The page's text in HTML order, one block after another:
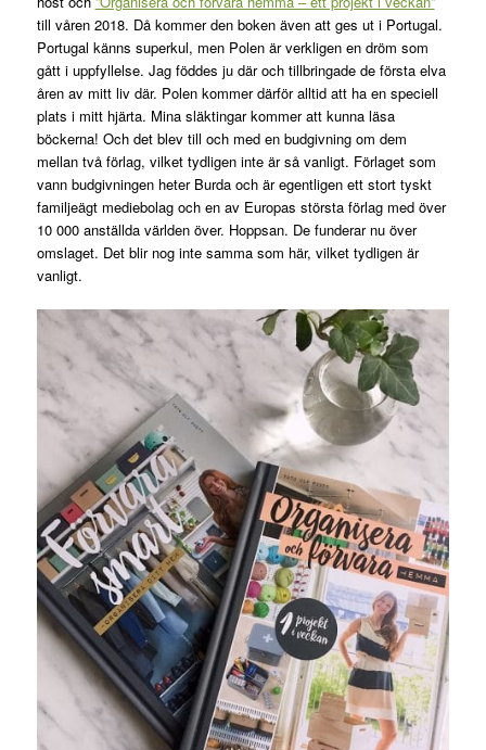
till våren 2018. Då kommer den boken även att ges ut i Portugal.
Portugal känns superkul, men Polen är verkligen en dröm som
gått i uppfyllelse. Jag föddes ju där och tillbringade de första elva
åren av mitt liv där. Polen kommer därför alltid att ha en speciell
plats i mitt hjärta. Mina släktingar kommer att kunna läsa
böckerna! Och det blev till och med en budgivning om dem
mellan två förlag, vilket tydligen inte är så vanligt. Förlaget som
vann budgivningen heter Burda och är egentligen ett stort tyskt
familjeägt mediebolag och en av Europas största förlag med över
10 000 anställda världen över. Hoppsan. De funderar nu över
omslaget. Det blir nog inte samma som här, vilket tydligen är
vanligt.